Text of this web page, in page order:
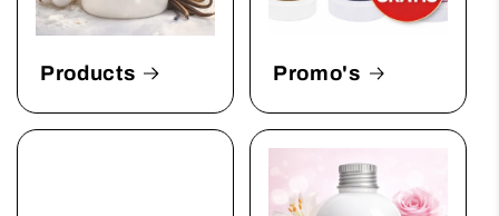
Products Promo's